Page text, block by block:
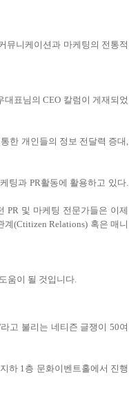
뮤니케이션과 마케팅의 전통적
표님의 CEO 칼럼이 게재되었
한 개인들의 정보 전달력 증대,
팅과 PR활동에 활용하고 있다.
PR 및 마케팅 전문가들은 이제
(Ctitizen Relations) 혹은 매니
움이 될 것입니다.
고 불리는 네티즌 글쟁이 50여
하 1층 문화이벤트홀에서 진행